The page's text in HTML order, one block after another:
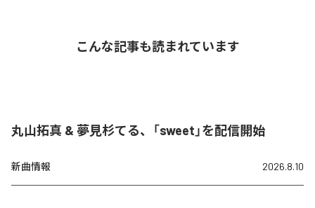
こんな記事も読まれています
丸山拓真 & 夢見杉てる、「sweet」を配信開始
新曲情報 2026.8.10